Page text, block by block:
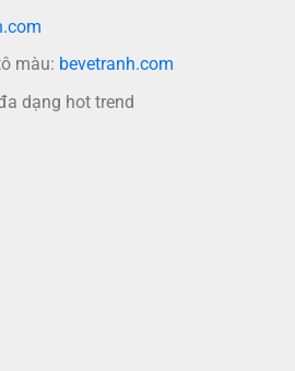
màu: bevetranh.com
dạng hot trend